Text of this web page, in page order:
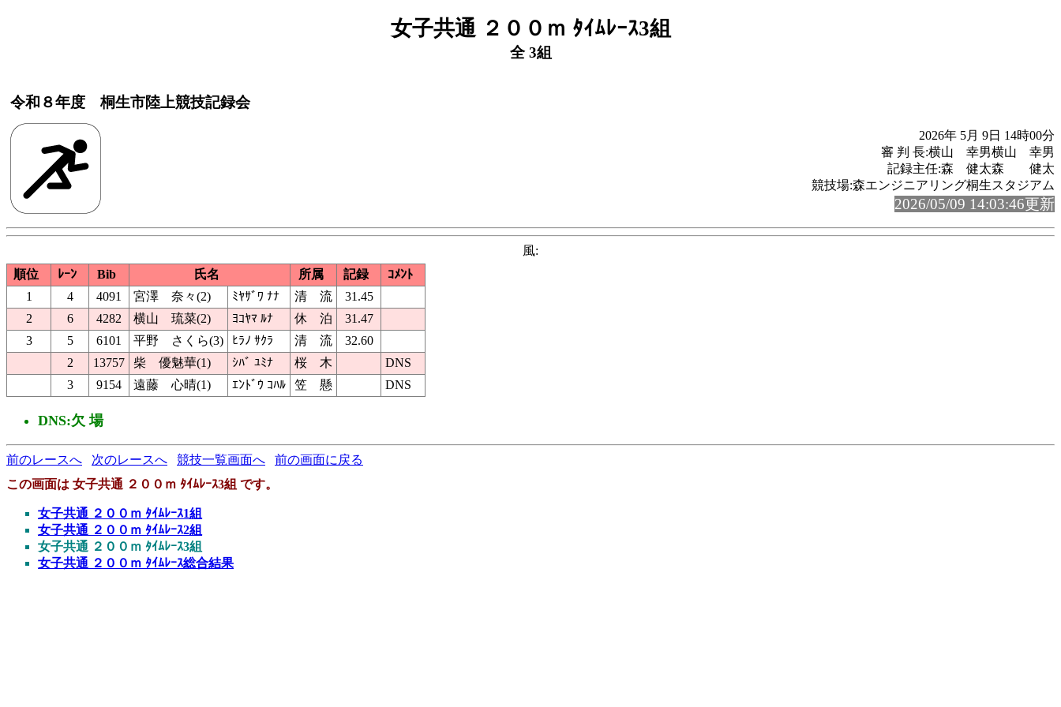
女子共通 ２００ｍ ﾀｲﾑﾚｰｽ3組
全 3組
令和８年度 桐生市陸上競技記録会
2026年 5月 9日 14時00分
審 判 長:横山 幸男横山 幸男
記録主任:森 健太森 健太
競技場:森エンジニアリング桐生スタジアム
2026/05/09 14:03:46更新
風:
順位
ﾚｰﾝ Bib 氏名 所属 記録
ｺﾒﾝﾄ
1
4 4091 宮澤 奈々(2) ﾐﾔｻﾞﾜ ﾅﾅ 清 流
31.45
2
6 4282 横山 琉菜(2) ﾖｺﾔﾏ ﾙﾅ 休 泊
31.47
3
5 6101 平野 さくら(3) ﾋﾗﾉ ｻｸﾗ 清 流
32.60
2
13757 柴 優魅華(1) ｼﾊﾞ ﾕﾐﾅ 桜 木
DNS
3
9154 遠藤 心晴(1) ｴﾝﾄﾞｳ ｺﾊﾙ 笠 懸 DNS
DNS:欠 場
前のレースへ 次のレースへ 競技一覧画面へ
前の画面に戻る
この画面は 女子共通 ２００ｍ ﾀｲﾑﾚｰｽ3組 です。
女子共通 ２００ｍ ﾀｲﾑﾚｰｽ1組
女子共通 ２００ｍ ﾀｲﾑﾚｰｽ2組
女子共通 ２００ｍ ﾀｲﾑﾚｰｽ3組
女子共通 ２００ｍ ﾀｲﾑﾚｰｽ総合結果